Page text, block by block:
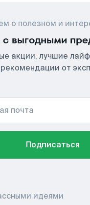
о полезном и
выгодными
акции, лучшие
от
почта
Подписаться
идеями